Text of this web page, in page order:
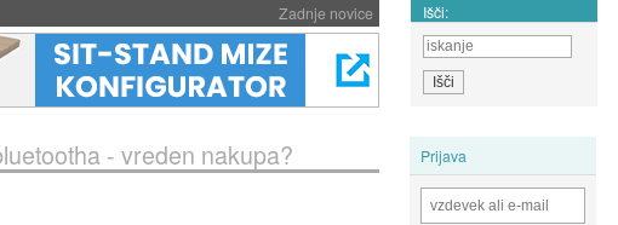
Zadnje novice Išči:
Prijava
- vreden nakupa?